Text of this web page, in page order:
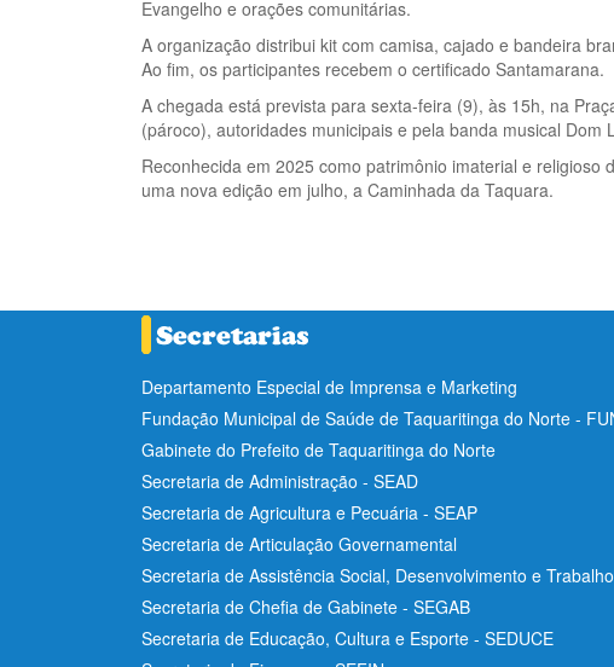
Evangelho e orações comunitárias.
A organização distribui kit com camisa, cajado e bandeira
Ao fim, os participantes recebem o certificado Santamarana.
A chegada está prevista para sexta-feira (9), às 15h, na
(pároco), autoridades municipais e pela banda musical
Reconhecida em 2025 como patrimônio imaterial e
uma nova edição em julho, a Caminhada da Taquara.
Departamento Especial de Imprensa e Marketing
Fundação Municipal de Saúde de Taquaritinga do Norte -
Gabinete do Prefeito de Taquaritinga do Norte
Secretaria de Administração - SEAD
Secretaria de Agricultura e Pecuária - SEAP
Secretaria de Articulação Governamental
Secretaria de Assistência Social, Desenvolvimento e
Secretaria de Chefia de Gabinete - SEGAB
Secretaria de Educação, Cultura e Esporte - SEDUCE